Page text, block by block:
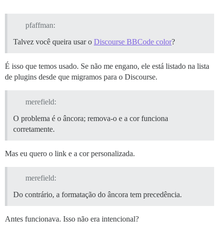
pfaffman:
Talvez você queira usar o Discourse BBCode color?
É isso que temos usado. Se não me engano, ele está listado na lista
de plugins desde que migramos para o Discourse.
merefield:
O problema é o âncora; remova-o e a cor funciona
corretamente.
Mas eu quero o link e a cor personalizada.
merefield:
Do contrário, a formatação do âncora tem precedência.
Antes funcionava. Isso não era intencional?